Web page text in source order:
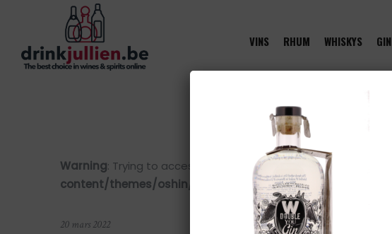
VINS RHUM WHISKYS GIN
Warning: Trying to access array offset on value of type null in
content/themes/oshin/content.phpon line28
20 mars 2022